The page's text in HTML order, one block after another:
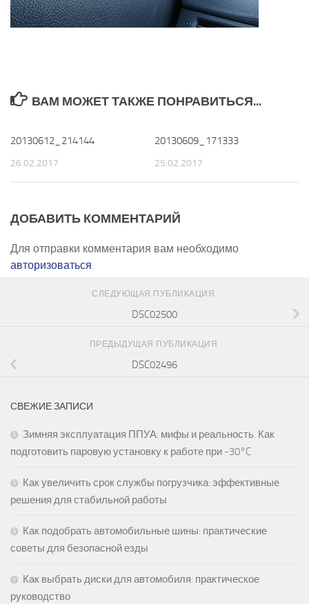
ВАМ МОЖЕТ ТАКЖЕ ПОНРАВИТЬСЯ...
20130612_214144
26.02.2017
20130609_171333
25.02.2017
ДОБАВИТЬ КОММЕНТАРИЙ
Для отправки комментария вам необходимо
авторизоваться.
СЛЕДУЮЩАЯ ПУБЛИКАЦИЯ
DSC02500
ПРЕДЫДУЩАЯ ПУБЛИКАЦИЯ
DSC02496
СВЕЖИЕ ЗАПИСИ
Зимняя эксплуатация ППУА: мифы и реальность. Как
подготовить паровую установку к работе при -30°C
Как увеличить срок службы погрузчика: эффективные
решения для стабильной работы
Как подобрать автомобильные шины: практические
советы для безопасной езды
Как выбрать диски для автомобиля: практическое
руководство